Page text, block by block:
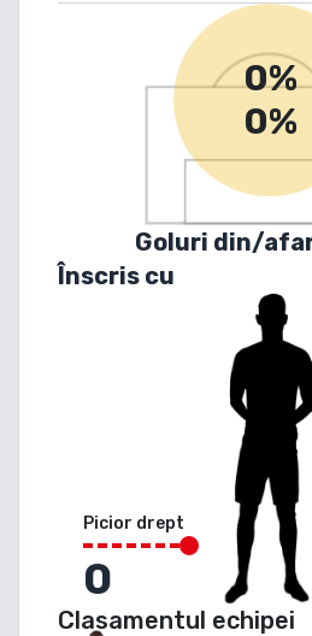
0%
0%
Goluri din/
Înscris cu
Picior drept
0
Clasamentul echipei